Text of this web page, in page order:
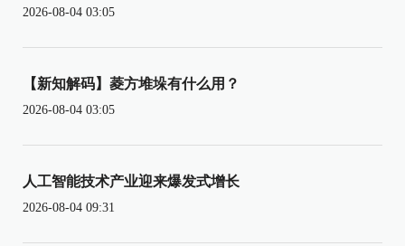
2026-08-04 03:05
【新知解码】菱方堆垛有什么用？
2026-08-04 03:05
人工智能技术产业迎来爆发式增长
2026-08-04 09:31